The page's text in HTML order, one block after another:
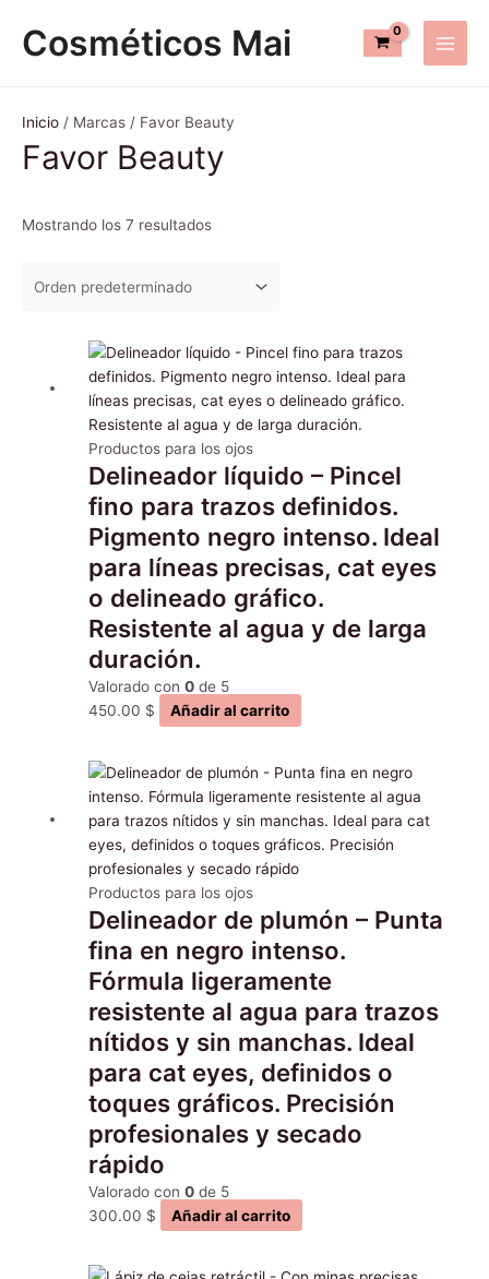
contenido
Cosméticos Mai
Main
Inicio / Marcas / Favor Beauty
Favor Beauty
Mostrando los 7 resultados
Productos para los ojos
Delineador líquido – Pincel
fino para trazos definidos.
Pigmento negro intenso. Ideal
para líneas precisas, cat eyes
o delineado gráfico.
Resistente al agua y de larga
duración.
Valorado con0 de 5
450.00 $ Añadir al carrito
Productos para los ojos
Delineador de plumón – Punta
fina en negro intenso.
Fórmula ligeramente
resistente al agua para trazos
nítidos y sin manchas. Ideal
para cat eyes, definidos o
toques gráficos. Precisión
profesionales y secado
rápido
Valorado con0 de 5
300.00 $ Añadir al carrito
Este